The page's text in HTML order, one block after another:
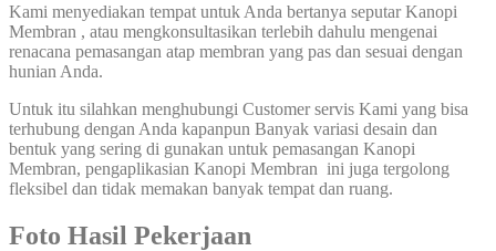
Kami menyediakan tempat untuk Anda bertanya seputar Kanopi
Membran , atau mengkonsultasikan terlebih dahulu mengenai
renacana pemasangan atap membran yang pas dan sesuai dengan
hunian Anda.
Untuk itu silahkan menghubungi Customer servis Kami yang bisa
terhubung dengan Anda kapanpun Banyak variasi desain dan
bentuk yang sering di gunakan untuk pemasangan Kanopi
Membran, pengaplikasian Kanopi Membran ini juga tergolong
fleksibel dan tidak memakan banyak tempat dan ruang.
Foto Hasil Pekerjaan